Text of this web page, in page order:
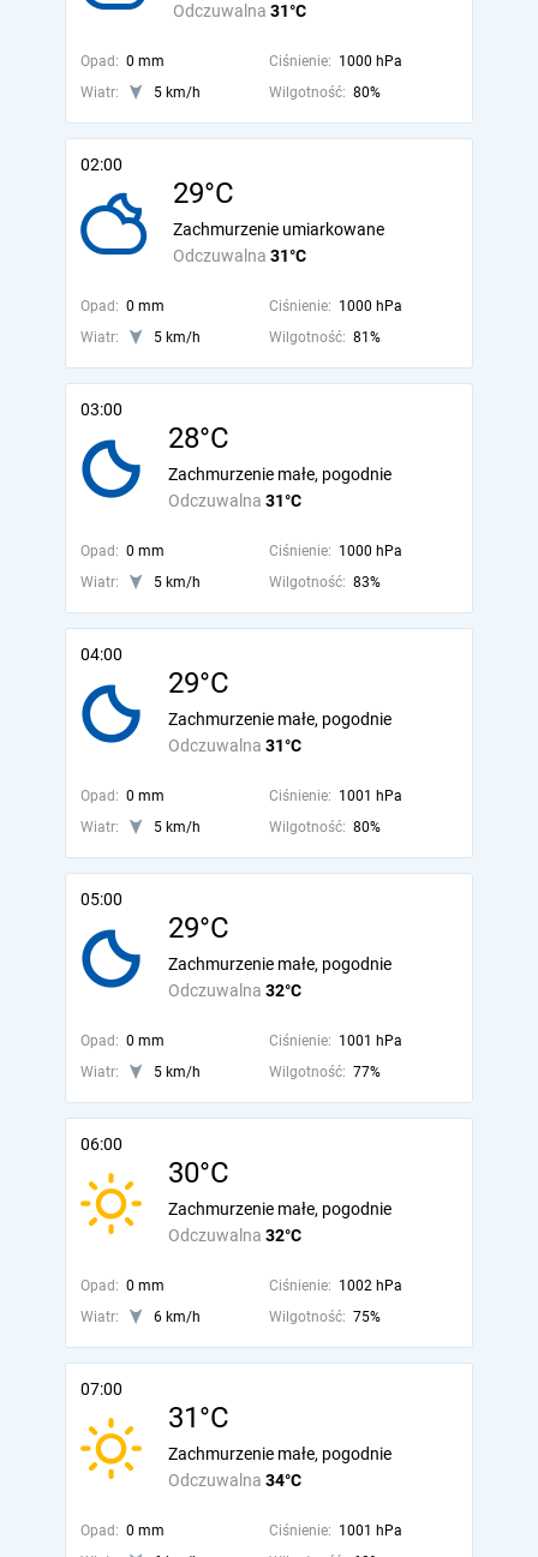
Odczuwalna 31°C
Opad: 0 mm Ciśnienie: 1000 hPa
Wiatr:
5 km/h Wilgotność: 80%
02:00
29°C
Odczuwalna 31°C
Zachmurzenie umiarkowane
Opad: 0 mm Ciśnienie: 1000 hPa
Wiatr:
5 km/h Wilgotność: 81%
03:00
28°C
Odczuwalna 31°C
Zachmurzenie małe, pogodnie
Opad: 0 mm Ciśnienie: 1000 hPa
Wiatr:
5 km/h Wilgotność: 83%
04:00
29°C
Odczuwalna 31°C
Zachmurzenie małe, pogodnie
Opad: 0 mm Ciśnienie: 1001 hPa
Wiatr:
5 km/h Wilgotność: 80%
05:00
29°C
Odczuwalna 32°C
Zachmurzenie małe, pogodnie
Opad: 0 mm Ciśnienie: 1001 hPa
Wiatr:
5 km/h Wilgotność: 77%
06:00
30°C
Odczuwalna 32°C
Zachmurzenie małe, pogodnie
Opad: 0 mm Ciśnienie: 1002 hPa
Wiatr:
6 km/h Wilgotność: 75%
07:00
31°C
Odczuwalna 34°C
Zachmurzenie małe, pogodnie
Opad: 0 mm Ciśnienie: 1001 hPa